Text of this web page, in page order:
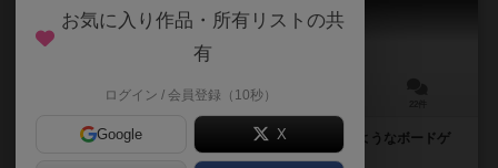
15分前後
心底“ざわ‥ざわ‥”する！ ギャンブル漫画の主人公のようなボードゲ
お気に入り作品・所有リストの共
有
ログイン / 会員登録（10秒）
Google X